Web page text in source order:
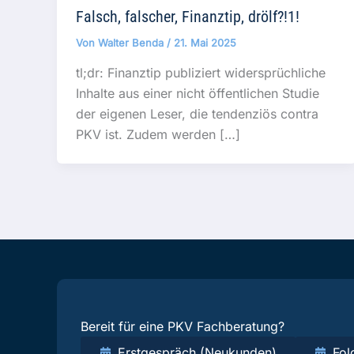
Falsch, falscher, Finanztip, drölf?!1!
Von Walter Benda / 21. Mai 2025
tl;dr: Finanztip publiziert widersprüchliche
Inhalte aus einer nicht öffentlichen Studie
der eigenen Leser, die tendenziös contra
PKV ist. Zudem werden […]
Bereit für eine PKV Fachberatung?